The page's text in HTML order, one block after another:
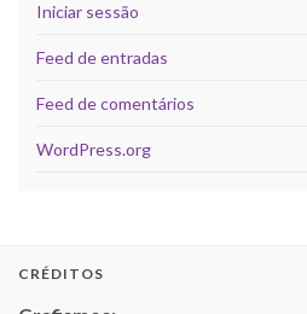
Iniciar sessão
Feed de entradas
Feed de comentários
WordPress.org
CRÉDITOS